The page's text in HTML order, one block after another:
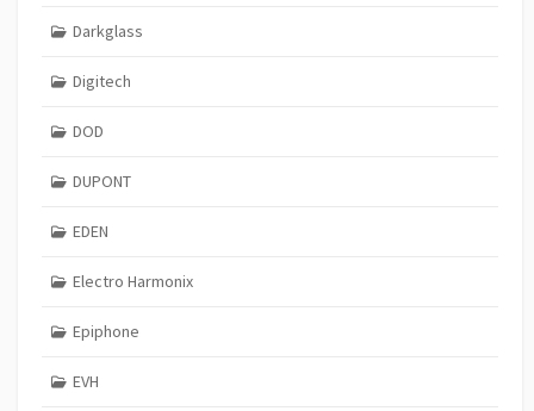
Darkglass
Digitech
DOD
DUPONT
EDEN
Electro Harmonix
Epiphone
EVH